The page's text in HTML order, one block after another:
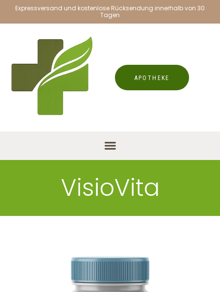
Expressversand und kostenlose Rücksendung innerhalb von 30
Tagen
APOTHEKE
VisioVita